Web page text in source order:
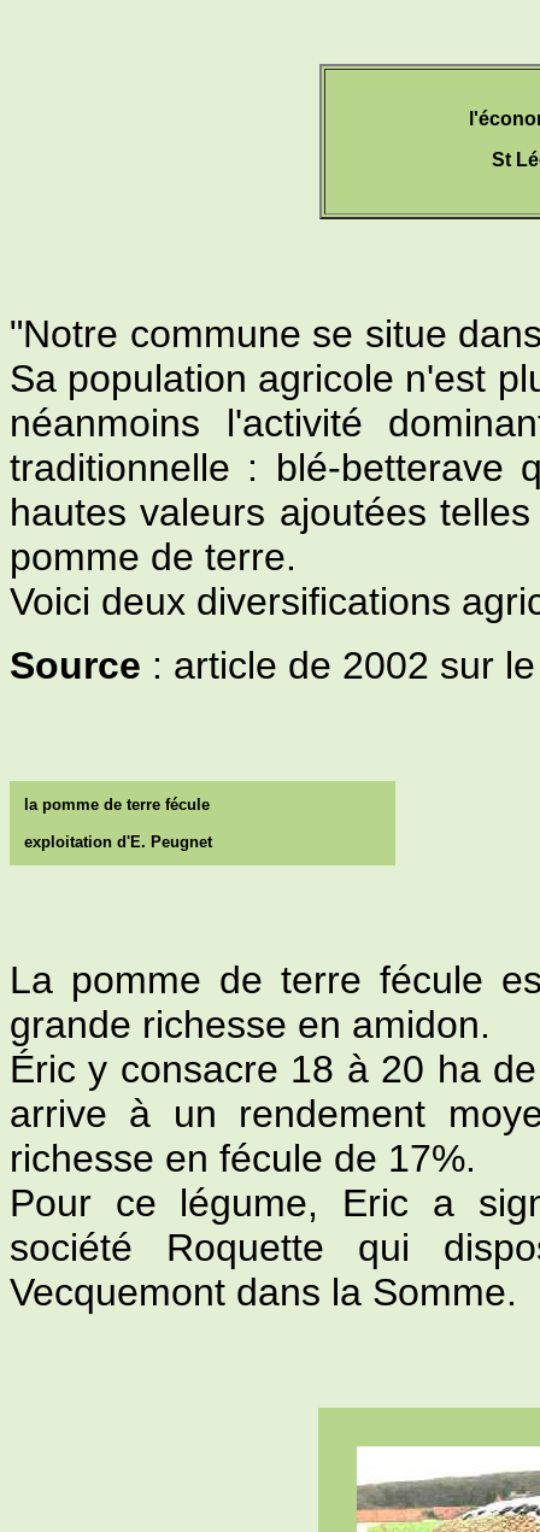
St
"Notre commune se situe
Sa population agricole n'est
néanmoins l'activité
traditionnelle : blé-betterave
hautes valeurs ajoutées
pomme de terre.
Voici deux diversifications
Source : article de 2002 sur
la pomme de terre fécule
exploitation d'E. Peugnet
La pomme de terre fécule
grande richesse en amidon.
Éric y consacre 18 à 20 ha
arrive à un rendement
richesse en fécule de 17%.
Pour ce légume, Eric a
société Roquette qui
Vecquemont dans la Somme.